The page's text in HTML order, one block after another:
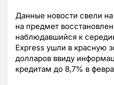
Данные новости свели
на предмет
наблюдавшийся к
Express ушли в красную
долларов ввиду
кредитам до 8,7% в